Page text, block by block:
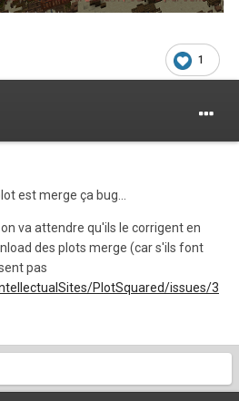
1
est merge ça bug...
va attendre qu'ils le corrigent en
des plots merge (car s'ils font
pas
PlotSquared/issues/3